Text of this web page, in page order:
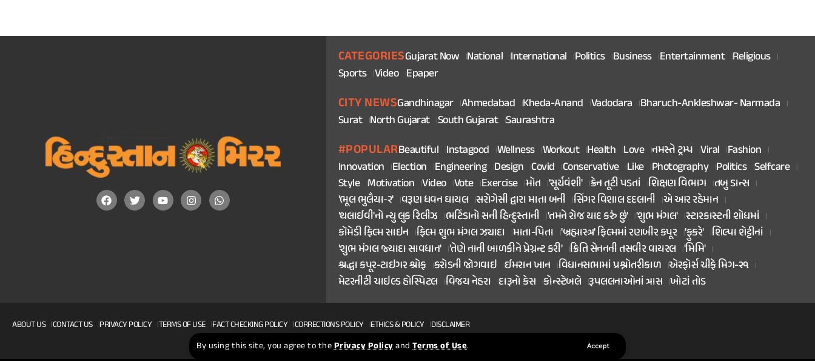
By using this site, you agree to thePrivacy PolicyandTerms of Use. Accept
CATEGORIESGujarat Now National International Politics Business Entertainment Religious
Sports Video Epaper
CITY NEWSGandhinagar Ahmedabad Kheda-Anand Vadodara Bharuch-Ankleshwar- Narmada
Surat North Gujarat South Gujarat Saurashtra
#POPULARBeautiful Instagood Wellness Workout Health Love નમસ્તે ટ્રમ્પ Viral Fashion
Innovation Election Engineering Design Covid Conservative Like Photography Politics Selfcare
Style Motivation Video Vote Exercise મોત 'સૂર્યવંશી' ક્રેન તૂટી પડતાં શિક્ષણ વિભાગ તબુ ડાન્સ
'ભૂલ ભુલૈયા-૨' વરૂણ ધવન ઘાયલ સરોગેસી દ્વારા માતા બની સિંગર વિશાલ દદલાની એ આર રહેમાન
'થલાઈવી'નો ન્યુ લુક રિલીઝ ભટિંડાનો સની હિન્દુસ્તાની 'તમને રોજ યાદ કરું છું' 'શુભ મંગલ' સ્ટારકાસ્ટની શોધમાં
કૉમેડી ફિલ્મ સાઇન ફિલ્મ શુભ મંગલ ઝ્યાદા માતા-પિતા 'બ્રહ્માસ્ત્ર' ફિલ્મમાં રણબીર કપૂર 'ફુકરે' શિલ્પા શેટ્ટીનાં
'શુભ મંગલ જ્યાદા સાવધાન' 'તેણે નાની બાળકીને પ્રેગ્નન્ટ કરી' ક્રિતિ સેનનની તસવીર વાયરલ 'મિમિ'
શ્રદ્ધા કપૂર-ટાઇગર શ્રોફ કરોડની જોગવાઇ ઈમરાન ખાન વિધાનસભામાં પ્રશ્નોતરીકાળ એરફોર્સ ચીફે મિગ-૨૧
મેટરનીટી ચાઇલ્ડ હોસ્પિટલ વિજય નેહરા દારૂનો કેસ કોન્સ્ટેબલે રૂપલલનાઓનાં ત્રાસ ખોટાં તોડ
ABOUT US CONTACT US PRIVACY POLICY TERMS OF USE FACT CHECKING POLICY CORRECTIONS POLICY ETHICS & POLICY DISCLAIMER